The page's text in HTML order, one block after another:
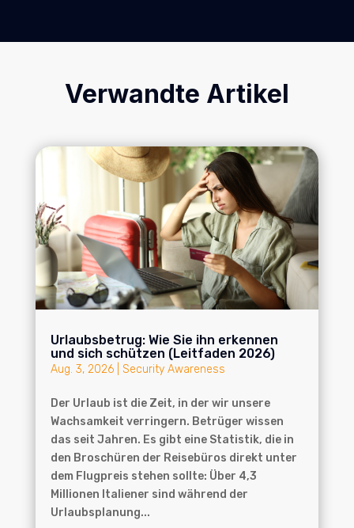
Verwandte Artikel
Urlaubsbetrug: Wie Sie ihn erkennen
und sich schützen (Leitfaden 2026)
Aug. 3, 2026| Security Awareness
Der Urlaub ist die Zeit, in der wir unsere
Wachsamkeit verringern. Betrüger wissen
das seit Jahren. Es gibt eine Statistik, die in
den Broschüren der Reisebüros direkt unter
dem Flugpreis stehen sollte: Über 4,3
Millionen Italiener sind während der
Urlaubsplanung...